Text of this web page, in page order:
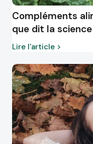
Compléments
que dit la
Lire l'article >